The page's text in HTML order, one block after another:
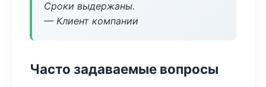
Сроки выдержаны.
— Клиент компании
Часто задаваемые вопросы